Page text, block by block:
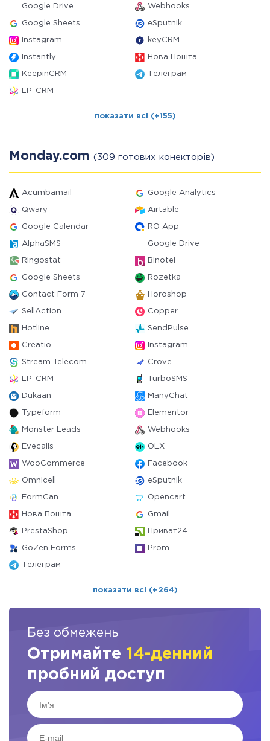
Google Drive Webhooks
Google Sheets eSputnik
Instagram keyCRM
Instantly Нова Пошта
KeepinCRM Телеграм
LP-CRM
показати всі (+155)
Monday.com (309 готових конекторів)
Acumbamail Google Analytics
Qwary Airtable
Google Calendar RO App
AlphaSMS Google Drive
Ringostat Binotel
Google Sheets Rozetka
Contact Form 7 Horoshop
SellAction Copper
Hotline SendPulse
Creatio Instagram
Stream Telecom Crove
LP-CRM TurboSMS
Dukaan ManyChat
Typeform Elementor
Monster Leads Webhooks
Evecalls OLX
WooCommerce Facebook
Omnicell eSputnik
FormCan Opencart
Нова Пошта Gmail
PrestaShop Приват24
GoZen Forms Prom
Телеграм
показати всі (+264)
Без обмежень
Отримайте 14-денний
пробний доступ